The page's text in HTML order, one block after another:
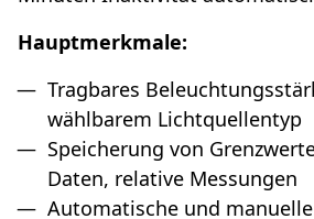
Hauptmerkmale:
Tragbares
wählbarem Lichtquellentyp
Speicherung von
Daten, relative Messungen
Automatische und